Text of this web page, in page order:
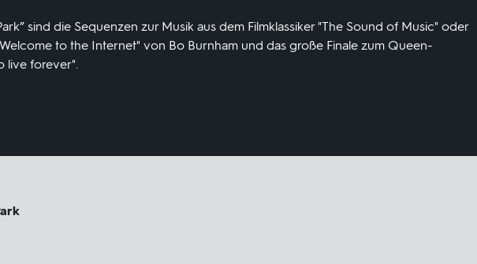
sind die Sequenzen zur Musik aus dem Filmklassiker "The Sound of Music" oder
to the Internet" von Bo Burnham und das große Finale zum Queen-
live forever".